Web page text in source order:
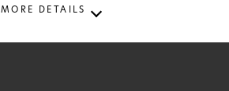
MORE DETAILS